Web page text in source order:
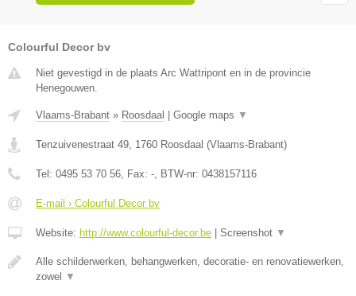
Colourful Decor bv
Niet gevestigd in de plaats Arc Wattripont en in de provincie
Henegouwen.
Vlaams-Brabant » Roosdaal | Google maps ▼
Tenzuivenestraat 49 1760 Roosdaal (Vlaams-Brabant)
Tel: 0495 53 70 56 , Fax: - , BTW-nr: 0438157116
E-mail › Colourful Decor bv
Website: http://www.colourful-decor.be | Screenshot ▼
Alle schilderwerken, behangwerken, decoratie- en renovatiewerken,
zowel ▼